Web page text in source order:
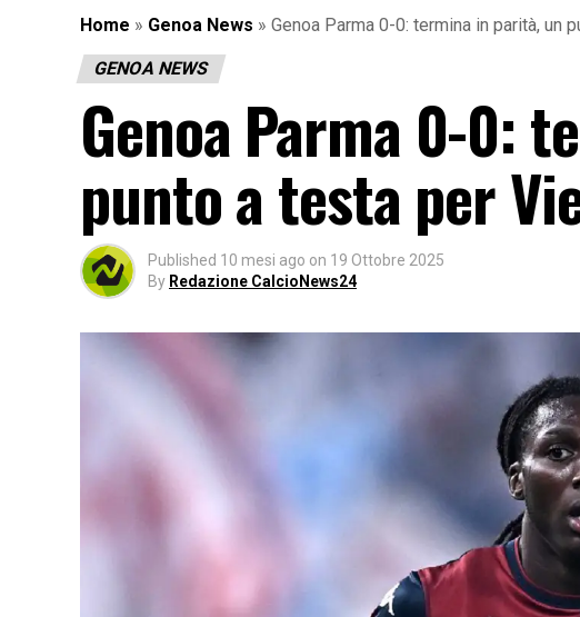
Home » Genoa News » Genoa Parma 0-0: termina in parità, un
GENOA NEWS
Genoa Parma 0-0:
punto a testa per
Published 10 mesi ago on 19 Ottobre 2025
By Redazione CalcioNews24